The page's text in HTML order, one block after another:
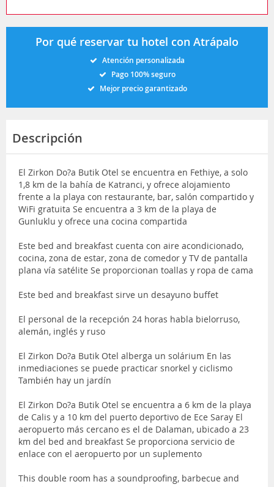
Por qué reservar tu hotel con Atrápalo
Atención personalizada
Pago 100% seguro
Mejor precio garantizado
Descripción
El Zirkon Do?a Butik Otel se encuentra en Fethiye, a solo
1,8 km de la bahía de Katranci, y ofrece alojamiento
frente a la playa con restaurante, bar, salón compartido y
WiFi gratuita Se encuentra a 3 km de la playa de
Gunluklu y ofrece una cocina compartida
Este bed and breakfast cuenta con aire acondicionado,
cocina, zona de estar, zona de comedor y TV de pantalla
plana vía satélite Se proporcionan toallas y ropa de cama
Este bed and breakfast sirve un desayuno buffet
El personal de la recepción 24 horas habla bielorruso,
alemán, inglés y ruso
El Zirkon Do?a Butik Otel alberga un solárium En las
inmediaciones se puede practicar snorkel y ciclismo
También hay un jardín
El Zirkon Do?a Butik Otel se encuentra a 6 km de la playa
de Calis y a 10 km del puerto deportivo de Ece Saray El
aeropuerto más cercano es el de Dalaman, ubicado a 23
km del bed and breakfast Se proporciona servicio de
enlace con el aeropuerto por un suplemento
This double room has a soundproofing, barbecue and